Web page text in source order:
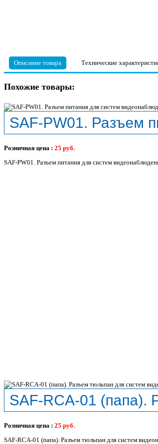
Описание товара Технические
Похожие товары:
SAF-PW01. Разъем
Розничная цена : 25 руб.
SAF-PW01. Разъем питания для систем
SAF-RCA-01 (папа).
Розничная цена : 25 руб.
SAF-RCA-01 (папа). Разъем тюльпан для систем